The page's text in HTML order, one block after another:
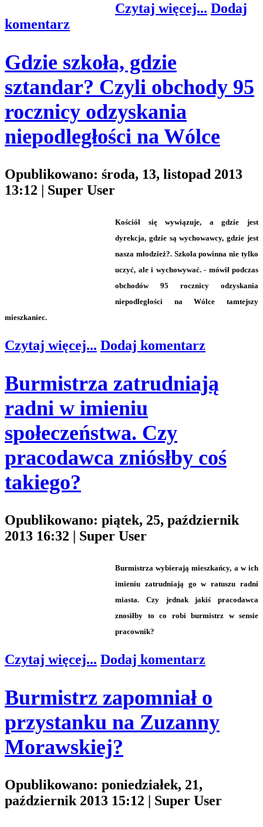
Czytaj więcej... Dodaj
komentarz
Gdzie szkoła, gdzie
sztandar? Czyli obchody 95
rocznicy odzyskania
niepodległości na Wólce
Opublikowano: środa, 13, listopad 2013
13:12 | Super User
Kościół się wywiązuje, a gdzie jest
dyrekcja, gdzie są wychowawcy, gdzie jest
nasza młodzież?. Szkoła powinna nie tylko
uczyć, ale i wychowywać. - mówił podczas
obchodów 95 rocznicy odzyskania
niepodległości na Wólce tamtejszy
mieszkaniec.
Czytaj więcej... Dodaj komentarz
Burmistrza zatrudniają
radni w imieniu
społeczeństwa. Czy
pracodawca zniósłby coś
takiego?
Opublikowano: piątek, 25, październik
2013 16:32 | Super User
Burmistrza wybierają mieszkańcy, a w ich
imieniu zatrudniają go w ratuszu radni
miasta. Czy jednak jakiś pracodawca
znosiłby to co robi burmistrz w sensie
pracownik?
Czytaj więcej... Dodaj komentarz
Burmistrz zapomniał o
przystanku na Zuzanny
Morawskiej?
Opublikowano: poniedziałek, 21,
październik 2013 15:12 | Super User